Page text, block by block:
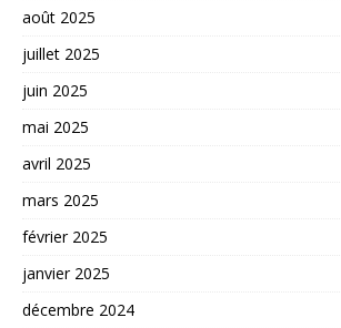
août 2025
juillet 2025
juin 2025
mai 2025
avril 2025
mars 2025
février 2025
janvier 2025
décembre 2024